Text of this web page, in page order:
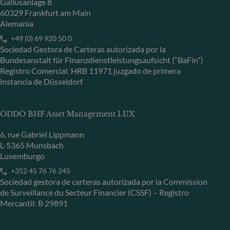
60329 Frankfurt am Main
Alemania
+49 (0) 69 920 50 0
Sociedad Gestora de Carteras autorizada por la
Bundesanstalt für Finanzdienstleistungsaufsicht (“BaFin”)
Registro Comercial: HRB 11971 juzgado de primera
instancia de Düsseldorf
ODDO BHF Asset Management LUX
6, rue Gabriel Lippmann
L-5365 Munsbach
Luxemburgo
+352 45 76 76 245
Sociedad gestora de carteras autorizada por la Commission
de Surveillance du Secteur Financier (CSSF) – Registro
Mercantil: B 29891